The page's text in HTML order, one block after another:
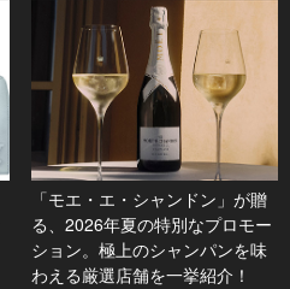
「モエ・エ・シャンドン」が贈
る、2026年夏の特別なプロモー
ション。極上のシャンパンを味
わえる厳選店舗を一挙紹介！